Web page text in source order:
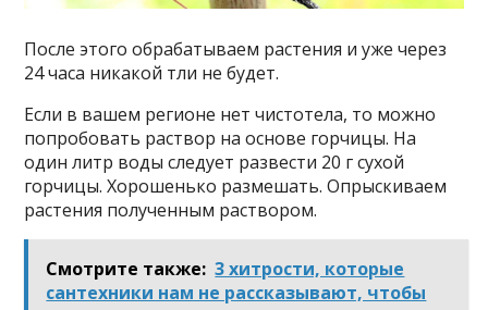
После этого обрабатываем растения и уже через
24 часа никакой тли не будет.
Если в вашем регионе нет чистотела, то можно
попробовать раствор на основе горчицы. На
один литр воды следует развести 20 г сухой
горчицы. Хорошенько размешать. Опрыскиваем
растения полученным раствором.
Смотрите также: 3 хитрости, которые
сантехники нам не рассказывают, чтобы